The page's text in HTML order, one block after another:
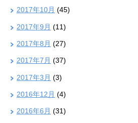
2017年10月 (45)
2017年9月 (11)
2017年8月 (27)
2017年7月 (37)
2017年3月 (3)
2016年12月 (4)
2016年6月 (31)